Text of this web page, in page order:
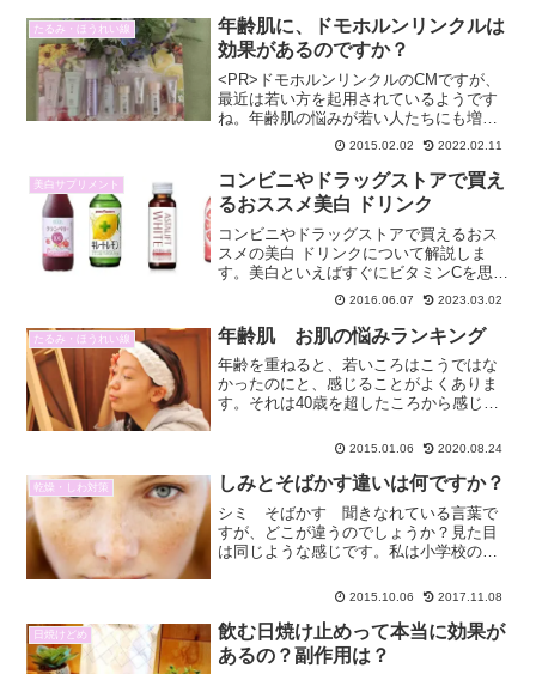
たるみ・ほうれい線
年齢肌に、ドモホルンリンクルは
効果があるのですか？
<PR>ドモホルンリンクルのCMですが、
最近は若い方を起用されているようです
ね。年齢肌の悩みが若い人たちにも増え
てきたのでしょうか？確かに、規則正し
い生活習慣というのは若い人にはなかな
か難しいことでしょうね。お勤めしてい
ても、主婦でもゆっく...
2015.02.02 2022.02.11
美白サプリメント
コンビニやドラッグストアで買え
るおススメ美白 ドリンク
コンビニやドラッグストアで買えるおス
スメの美白 ドリンクについて解説しま
す。美白といえばすぐにビタミンCを思い
浮かべるほど、ビタミンCの美白効果はみ
なさんご存知です。コンビニやドラッグ
ストアでも気軽に購入できるビタミンC入
りの美白ドリンクが...
2016.06.07 2023.03.02
たるみ・ほうれい線 年齢肌 お肌の悩みランキング
年齢を重ねると、若いころはこうではな
かったのにと、感じることがよくありま
す。それは40歳を超したころから感じる
に焼けても、すぐ元に戻っていたのがい
ん肌がくすんできたり、...
2015.01.06 2020.08.24
乾燥・しわ対策 しみとそばかす違いは何ですか？
シミ そばかす 聞きなれている言葉で
すが、どこが違うのでしょうか？見た目
は同じような感じです。私は小学校の時
た。その子はすごく色々の女の子でした
になるとファンデーションで...
2015.10.06 2017.11.08
日焼けどめ
飲む日焼け止めって本当に効果が
あるの？副作用は？